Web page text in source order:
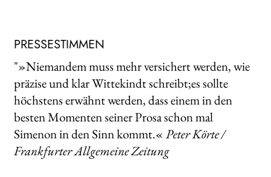
PRESSESTIMMEN
"»Niemandem muss mehr versichert werden, wie
präzise und klar Wittekindt schreibt;es sollte
höchstens erwähnt werden, dass einem in den
besten Momenten seiner Prosa schon mal
Simenon in den Sinn kommt.« Peter Körte/
Frankfurter Allgemeine Zeitung